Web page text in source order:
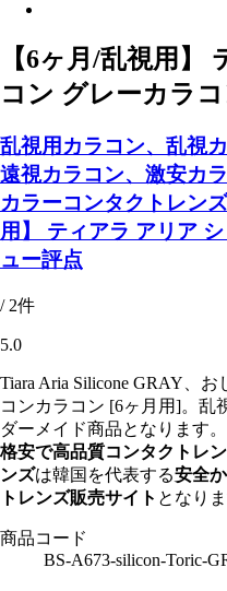
【6ヶ月/乱視用】
コン グレーカラ
乱視用カラコン、乱視
遠視カラコン、激安カ
カラーコンタクトレン
用】 ティアラ アリア
ュー評点
/ 2件
5.0
Tiara Aria Silicone GRAY、
コンカラコン [6ヶ月用]。乱
ダーメイド商品となります。
格安で高品質コンタクトレ
ンズは韓国を代表する安全
トレンズ販売サイト となりま
商品コード
BS-A673-silicon-Toric-